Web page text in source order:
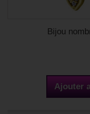
Bijou
Ajouter